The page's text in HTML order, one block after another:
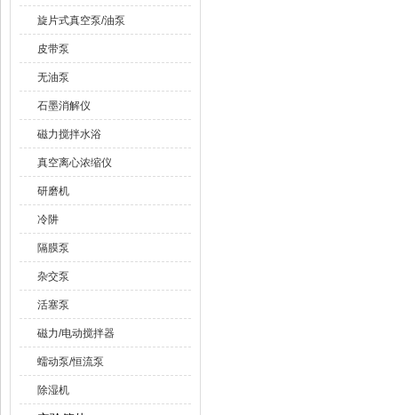
旋片式真空泵/油泵
皮带泵
无油泵
石墨消解仪
磁力搅拌水浴
真空离心浓缩仪
研磨机
冷阱
隔膜泵
杂交泵
活塞泵
磁力/电动搅拌器
蠕动泵/恒流泵
除湿机